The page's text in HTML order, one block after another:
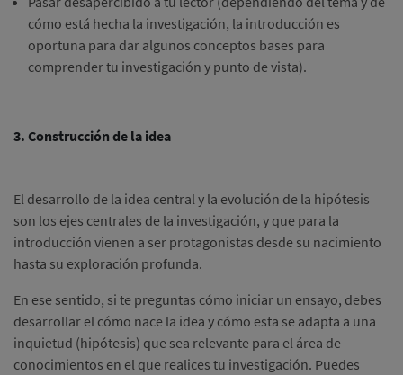
cómo está hecha la investigación, la introducción es
oportuna para dar algunos conceptos bases para
comprender tu investigación y punto de vista).
3. Construcción de la idea
El desarrollo de la idea central y la evolución de la hipótesis
son los ejes centrales de la investigación, y que para la
introducción vienen a ser protagonistas desde su nacimiento
hasta su exploración profunda.
En ese sentido, si te preguntas cómo iniciar un ensayo, debes
desarrollar el cómo nace la idea y cómo esta se adapta a una
inquietud (hipótesis) que sea relevante para el área de
conocimientos en el que realices tu investigación. Puedes